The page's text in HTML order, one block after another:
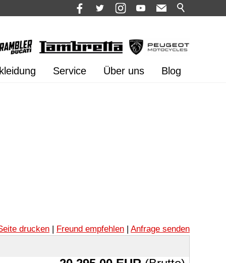
Service Über uns Blog
drucken Freund empfehlen Anfrage senden